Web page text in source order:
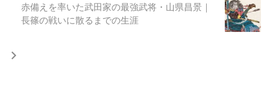
赤備えを率いた武田家の最強武将・山県昌景｜
長篠の戦いに散るまでの生涯